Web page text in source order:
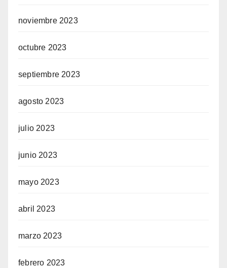
noviembre 2023
octubre 2023
septiembre 2023
agosto 2023
julio 2023
junio 2023
mayo 2023
abril 2023
marzo 2023
febrero 2023